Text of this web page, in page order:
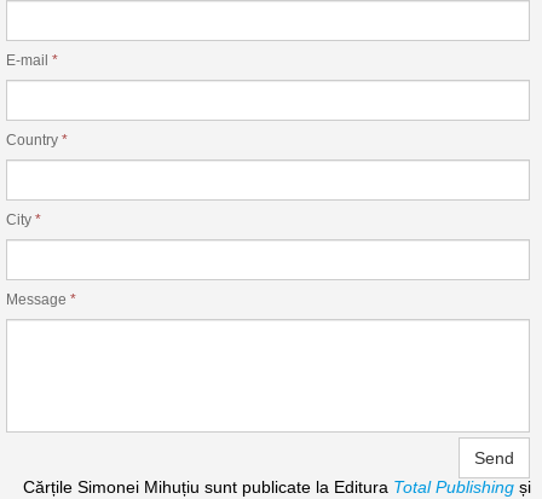
E-mail *
Country *
City *
Message *
Send
Cărțile Simonei Mihuțiu sunt publicate la Editura Total Publishing și